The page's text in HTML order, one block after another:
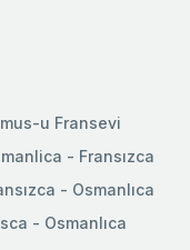
u Fransevi
- Fransızca
- Osmanlıca
- Osmanlıca